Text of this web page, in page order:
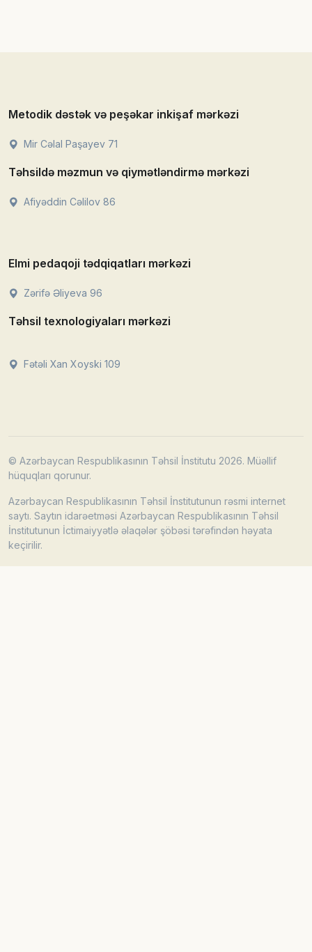
Metodik dəstək və peşəkar inkişaf mərkəzi
Mir Cəlal Paşayev 71
Təhsildə məzmun və qiymətləndirmə mərkəzi
Afiyəddin Cəlilov 86
Elmi pedaqoji tədqiqatları mərkəzi
Zərifə Əliyeva 96
Təhsil texnologiyaları mərkəzi
Fətəli Xan Xoyski 109
© Azərbaycan Respublikasının Təhsil İnstitutu 2026. Müəllif
hüquqları qorunur.
Azərbaycan Respublikasının Təhsil İnstitutunun rəsmi internet
saytı. Saytın idarəetməsi Azərbaycan Respublikasının Təhsil
İnstitutunun İctimaiyyətlə əlaqələr şöbəsi tərəfindən həyata
keçirilir.